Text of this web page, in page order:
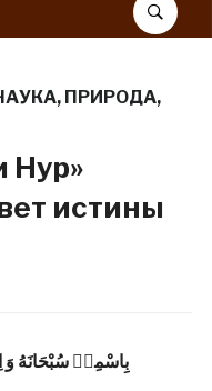
, ПРИРОДА,
Нур»
истины
بِاسْمِهٖ سُبْحَانَهُ وَ